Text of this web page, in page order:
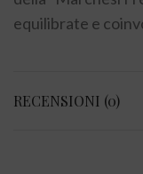
equilibrate e
RECENSIONI (0)